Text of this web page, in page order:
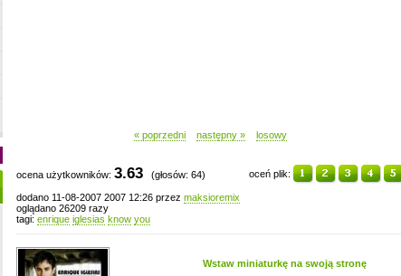
« poprzedni następny » losowy
ocena użytkowników: 3.63 (głosów: 64) oceń plik:
dodano 11-08-2007 2007 12:26 przez maksioremix
oglądano 26209 razy
tagi: enrique iglesias know you
Wstaw miniaturkę na swoją stronę